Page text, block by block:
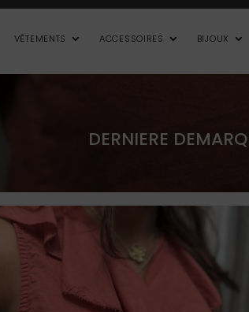
VÊTEMENTS ACCESSOIRES BIJOUX
DERNIERE